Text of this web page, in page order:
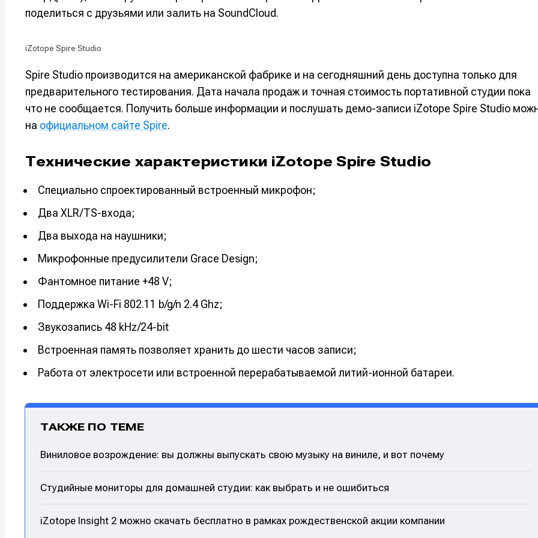
Мы в социальных сетях
Информация
О проекте Редакционная политика (в разработке) Предложение
Мы в социальных сетях
Информация
О проекте Редакционная политика (в разработке) Предложение
поделиться с друзьями или залить на SoundCloud.
iZotope Spire Studio
Spire Studio производится на американской фабрике и на сегодняшний день доступна только для
предварительного тестирования. Дата начала продаж и точная стоимость портативной студии пока
что не сообщается. Получить больше информации и послушать демо-записи iZotope Spire Studio
на официальном сайте Spire.
Технические характеристики iZotope Spire Studio
Специально спроектированный встроенный микрофон;
Два XLR/TS-входа;
Два выхода на наушники;
Микрофонные предусилители Grace Design;
Фантомное питание +48 V;
Поддержка Wi-Fi 802.11 b/g/n 2.4 Ghz;
Звукозапись 48 kHz/24-bit
Встроенная память позволяет хранить до шести часов записи;
Работа от электросети или встроенной перерабатываемой литий-ионной батареи.
ТАКЖЕ ПО ТЕМЕ
Виниловое возрождение: вы должны выпускать свою музыку на виниле, и вот почему
Студийные мониторы для домашней студии: как выбрать и не ошибиться
iZotope Insight 2 можно скачать бесплатно в рамках рождественской акции компании